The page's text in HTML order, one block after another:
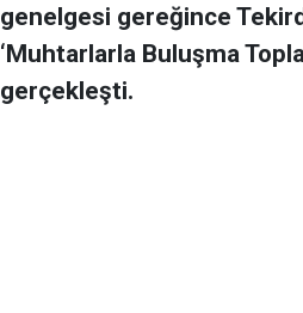
genelgesi gereğince
‘Muhtarlarla Buluşma
gerçekleşti.